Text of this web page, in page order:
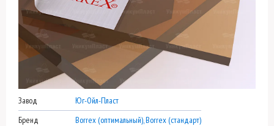
Завод
Юг-Ойл-Пласт
Бренд
Borrex (оптимальный), Borrex (стандарт)